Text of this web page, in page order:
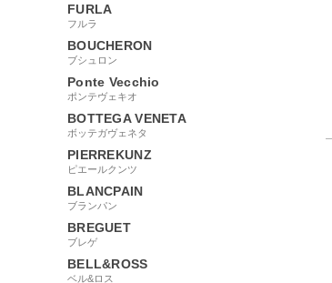
FURLA
フルラ
BOUCHERON
ブシュロン
Ponte Vecchio
ポンテヴェキオ
BOTTEGA VENETA
ボッテガヴェネタ
PIERREKUNZ
ピエールクンツ
BLANCPAIN
ブランパン
BREGUET
ブレゲ
BELL&ROSS
ベル&ロス